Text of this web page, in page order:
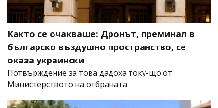
Както се очакваше: Дронът, преминал в
българско въздушно пространство, се
оказа украински
Потвърждение за това дадоха току-що от
Министерството на отбраната